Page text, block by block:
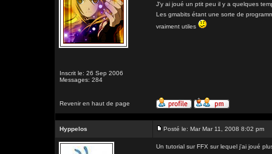
Inscrit le: 26 Sep 2006
Messages: 284
J'y ai joué un ptit peu il y a quelques
Les gmabits étant une sorte de
vraiment utiles
Revenir en haut de page
Hyppelos Posté le: Mar Mar 11, 2008 8:02 pm
Un tutorial sur FFX sur lequel j'ai joué